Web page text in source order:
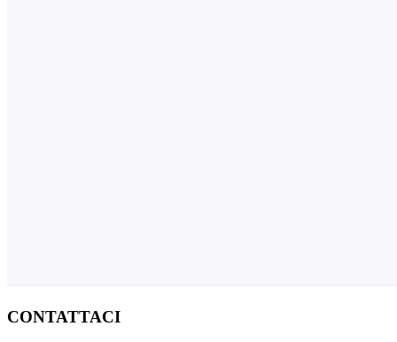
CONTATTACI